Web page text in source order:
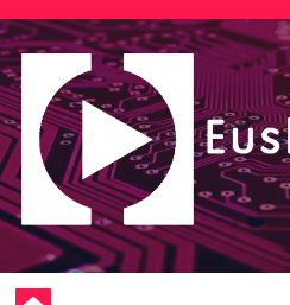
Saltar
al
contenido